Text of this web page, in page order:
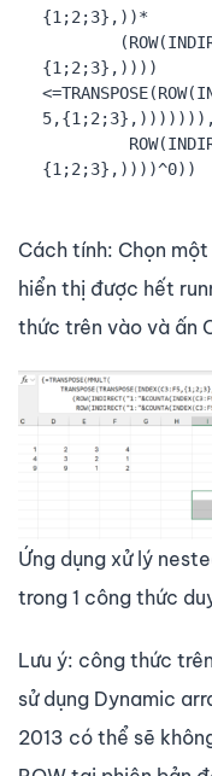
{1;2;3},))*
{1;2;3},))))
5,{1;2;3},))))))),
{1;2;3},))))^0))
Cách tính: Chọn
hiển thị được hết
thức trên vào và ấn
Ứng dụng xử lý
trong 1 công thức
Lưu ý: công thức
sử dụng Dynamic
2013 có thể sẽ